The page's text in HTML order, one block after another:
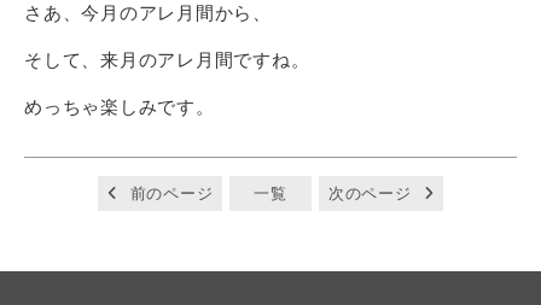
さあ、今月のアレ月間から、
そして、来月のアレ月間ですね。
めっちゃ楽しみです。
前のページ 一覧 次のページ